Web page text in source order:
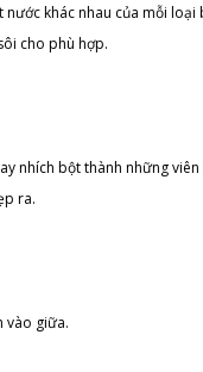
khác nhau của mỗi loại
cho phù hợp.
nhích bột thành những
ra.
vào giữa.